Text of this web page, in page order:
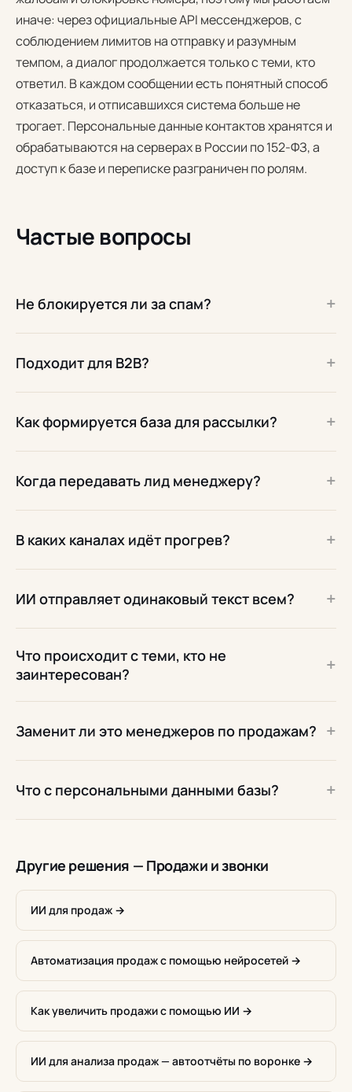
иначе: через официальные API мессенджеров, с
соблюдением лимитов на отправку и разумным
темпом, а диалог продолжается только с теми, кто
ответил. В каждом сообщении есть понятный способ
отказаться, и отписавшихся система больше не
трогает. Персональные данные контактов хранятся и
обрабатываются на серверах в России по 152-ФЗ, а
доступ к базе и переписке разграничен по ролям.
Частые вопросы
Не блокируется ли за спам? +
Подходит для B2B? +
Как формируется база для рассылки? +
Когда передавать лид менеджеру? +
В каких каналах идёт прогрев? +
ИИ отправляет одинаковый текст всем? +
Что происходит с теми, кто не
заинтересован?
+
Заменит ли это менеджеров по продажам? +
Что с персональными данными базы? +
Другие решения — Продажи и звонки
ИИ для продаж →
Автоматизация продаж с помощью нейросетей →
Как увеличить продажи с помощью ИИ →
ИИ для анализа продаж — автоотчёты по воронке →